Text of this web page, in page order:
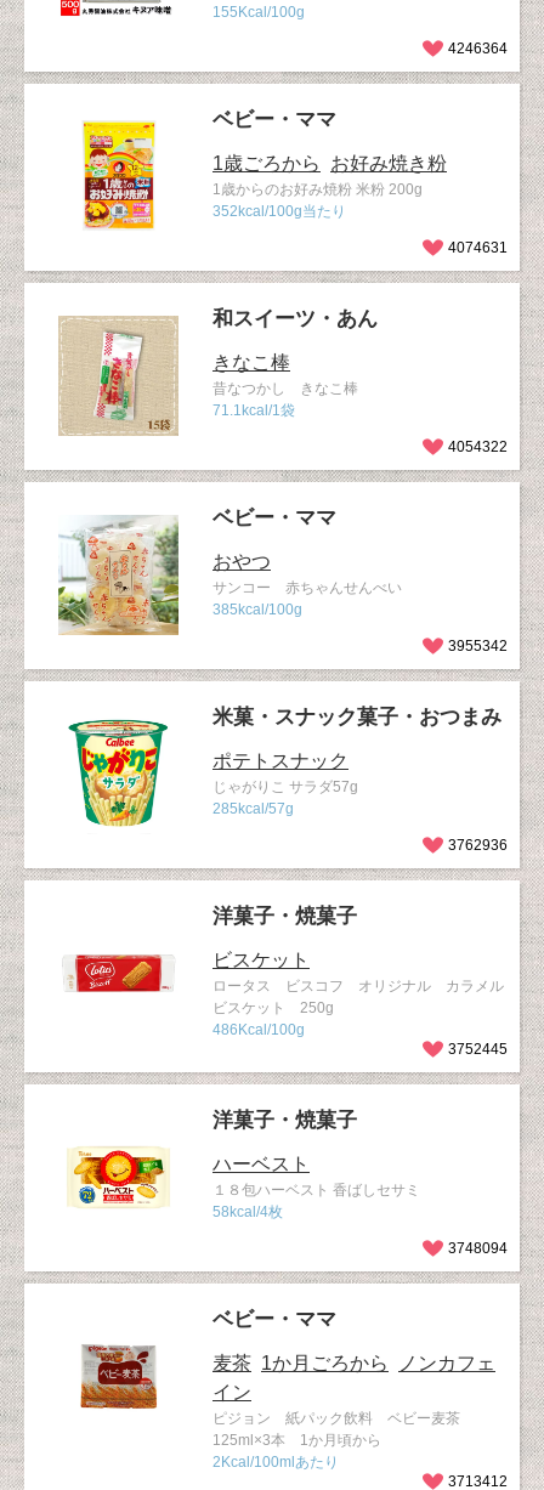
155Kcal/100g
4246364
ベビー・ママ
1歳ごろから お好み焼き粉
1歳からのお好み焼粉 米粉 200g
352kcal/100g当たり
4074631
和スイーツ・あん
きなこ棒
昔なつかし きなこ棒
71.1kcal/1袋
4054322
ベビー・ママ
おやつ
サンコー 赤ちゃんせんべい
385kcal/100g
3955342
米菓・スナック菓子・おつまみ
ポテトスナック
じゃがりこ サラダ57g
285kcal/57g
3762936
洋菓子・焼菓子
ビスケット
ロータス ビスコフ オリジナル カラメル
ビスケット 250g
486Kcal/100g
3752445
洋菓子・焼菓子
ハーベスト
１８包ハーベスト 香ばしセサミ
58kcal/4枚
3748094
ベビー・ママ
麦茶 1か月ごろから
ノンカフェ
イン
ピジョン 紙パック飲料 ベビー麦茶
125ml×3本 1か月頃から
2Kcal/100mlあたり
3713412